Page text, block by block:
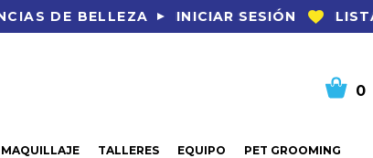
DE BELLEZA INICIAR SESIÓN
0
MAQUILLAJE TALLERES EQUIPO PET GROOMING